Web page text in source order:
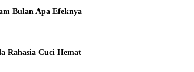
Bulan Apa Efeknya
Rahasia Cuci Hemat